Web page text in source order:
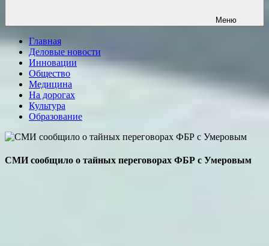
Меню
Главная
Деловые новости
Инновации
Общество
Медицина
На дорогах
Культура
Образование
СМИ сообщило о тайных переговорах ФБР с Умеровым